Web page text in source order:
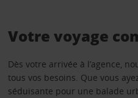
Votre voyage
Dès votre arrivée à l’agence,
tous vos besoins. Que vous
séduisante pour une balade